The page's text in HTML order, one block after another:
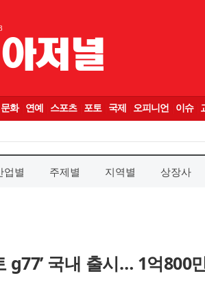
업별 주제별 지역별 상장사
g77’ 국내 출시… 1억800